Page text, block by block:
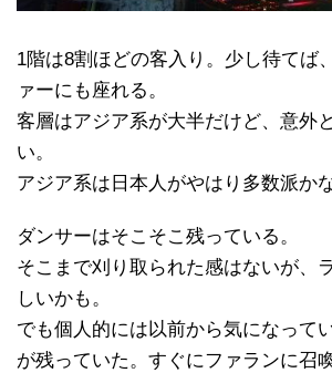
1階は8割ほどの客入り。少し待てば
ァーにも座れる。
客層はアジア系が大半だけど、意外
い。
アジア系は日本人がやはり多数派かな
ダンサーはそこそこ残っている。
そこまで刈り取られた感はないが、
しいかも。
でも個人的には以前から気になって
が残っていた。すぐにファランに召